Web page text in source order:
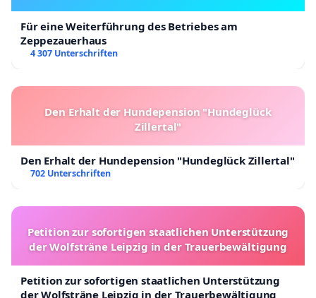
Für eine Weiterführung des Betriebes am
Zeppezauerhaus
4 307 Unterschriften
Den Erhalt der Hundepension "Hundeglück
Zillertal"
Den Erhalt der Hundepension "Hundeglück Zillertal"
702 Unterschriften
Petition zur sofortigen staatlichen Unterstützung
der Wolfsträne Leipzig in der Trauerbewältigung
Petition zur sofortigen staatlichen Unterstützung
der Wolfsträne Leipzig in der Trauerbewältigung